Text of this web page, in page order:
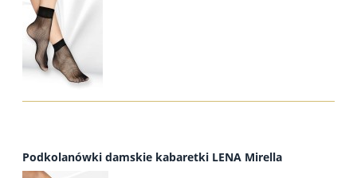
Podkolanówki damskie kabaretki LENA Mirella